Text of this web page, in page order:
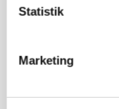
Statistik
Marketing